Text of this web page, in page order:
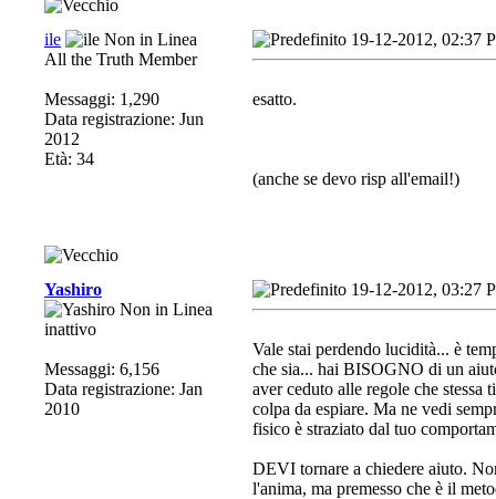
ile
All the Truth Member
Messaggi: 1,290
Data registrazione: Jun
2012
Età: 34
19-12-2012, 02:37
esatto.
(anche se devo risp all'email!)
Yashiro
inattivo
Messaggi: 6,156
Data registrazione: Jan
2010
19-12-2012, 03:27
Vale stai perdendo lucidità... è
che sia... hai BISOGNO di un
aver ceduto alle regole che
colpa da espiare. Ma ne vedi
fisico è straziato dal tuo
DEVI tornare a chiedere aiuto.
l'anima, ma premesso che è il